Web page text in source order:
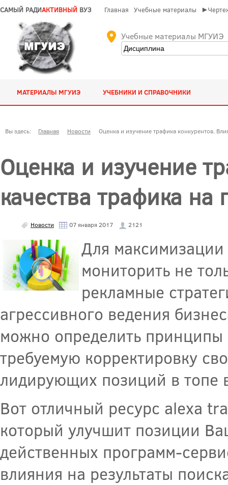
САМЫЙ РАДИАКТИВНЫЙ ВУЗ Главная Учебные материалы
Учебные материалы МГУИЭ
МАТЕРИАЛЫ МГУИЭ УЧЕБНИКИ И СПРАВОЧНИКИ
Вы здесь: Главная Новости Оценка и изучение трафика конкурентов.
Оценка и изучение
качества трафика
Новости 07 января 2017 2121
Для максимизации
мониторить не
рекламные
агрессивного ведения
можно определить принципы
требуемую корректировку
лидирующих позиций в топе
Вот отличный ресурс alexa
который улучшит позиции
действенных программ-
влияния на результаты